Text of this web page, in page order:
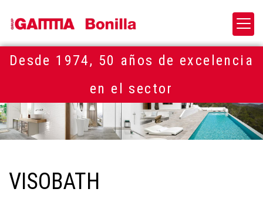
Desde 1974, 50 años de excelencia
en el sector
VISOBATH